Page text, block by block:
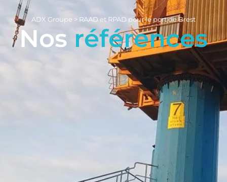
ADX Groupe > RAAD et RPAD pour le port de Brest
Nos références